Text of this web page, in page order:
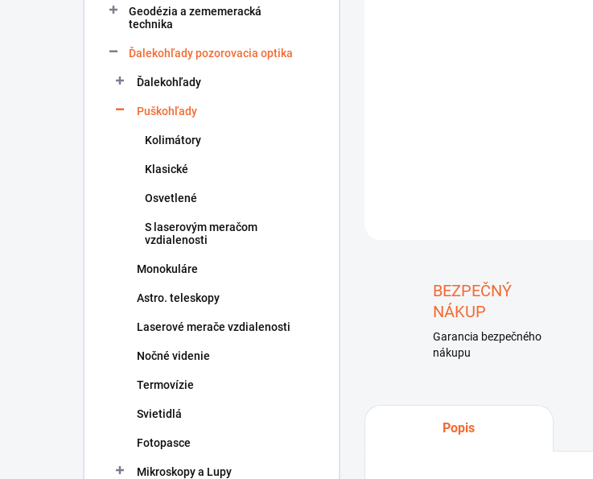
Geodézia a zememeracká
technika
Ďalekohľady pozorovacia optika
Ďalekohľady
Puškohľady
Kolimátory
Klasické
Osvetlené
S laserovým meračom
vzdialenosti
Monokuláre
Astro. teleskopy
Laserové merače vzdialenosti
Nočné videnie
Termovízie
Svietidlá
Fotopasce
Mikroskopy a Lupy
BEZPEČNÝ
NÁKUP
Garancia bezpečného
nákupu
Popis